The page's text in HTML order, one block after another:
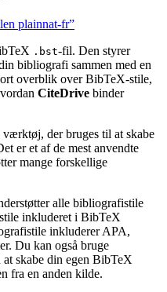
plainnat-fr”
.bst-fil. Den styrer
bibliografi sammen med en
overblik over BibTeX-stile,
CiteDrive binder
der bruges til at skabe
er et af de mest anvendte
mange forskellige
alle bibliografistile
inkluderet i BibTeX
inkluderer APA,
Du kan også bruge
skabe din egen BibTeX
fra en anden kilde.